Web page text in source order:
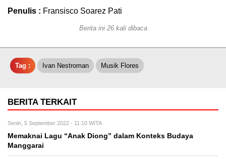
Penulis : Fransisco Soarez Pati
Berita ini 26 kali dibaca
Tag : Ivan Nestroman Musik Flores
BERITA TERKAIT
Senin, 5 September 2022 - 11:10 WITA
Memaknai Lagu “Anak Diong” dalam Konteks Budaya
Manggarai